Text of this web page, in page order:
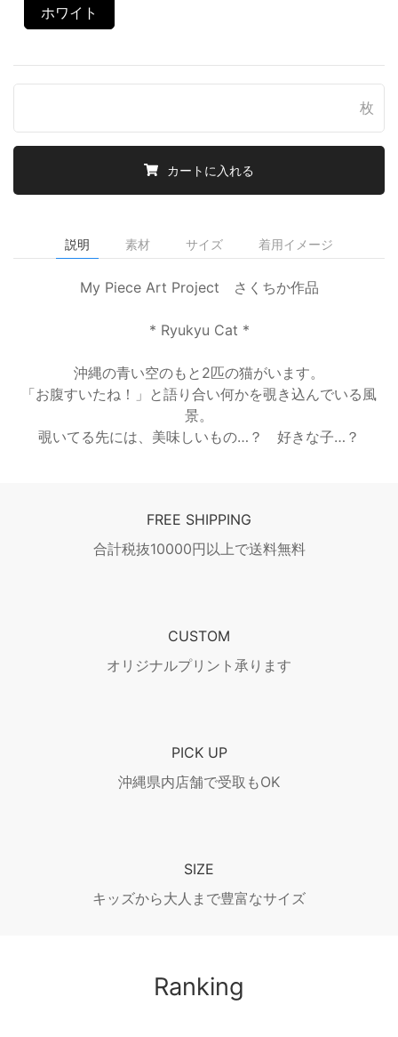
ホワイト
枚
カートに入れる
説明 素材 サイズ 着用イメージ
My Piece Art Project さくちか作品
* Ryukyu Cat *
沖縄の青い空のもと2匹の猫がいます。
「お腹すいたね！」と語り合い何かを覗き込んでいる風
景。
覗いてる先には、美味しいもの…？ 好きな子…？
FREE SHIPPING
合計税抜10000円以上で送料無料
CUSTOM
オリジナルプリント承ります
PICK UP
沖縄県内店舗で受取もOK
SIZE
キッズから大人まで豊富なサイズ
Ranking